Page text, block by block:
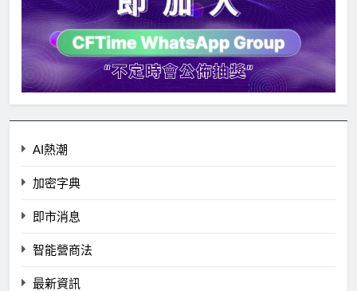
AI熱潮
加密字典
即市消息
智能營商法
最新資訊